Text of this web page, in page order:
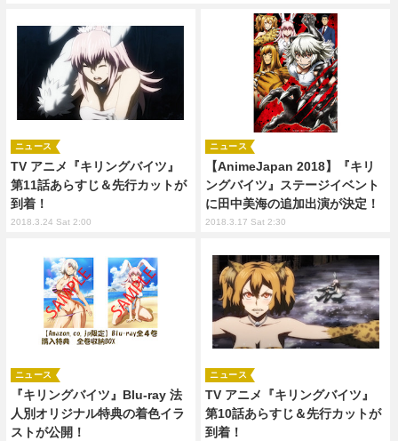
TV アニメ『キリングバイツ』
第11話あらすじ＆先行カットが
到着！
ニュース
2018.3.24 Sat 2:00
【AnimeJapan 2018】『キリ
ングバイツ』ステージイベント
に田中美海の追加出演が決定！
ニュース
2018.3.17 Sat 2:30
『キリングバイツ』Blu-ray 法
人別オリジナル特典の着色イラ
ストが公開！
ニュース
TV アニメ『キリングバイツ』
第10話あらすじ＆先行カットが
到着！
ニュース